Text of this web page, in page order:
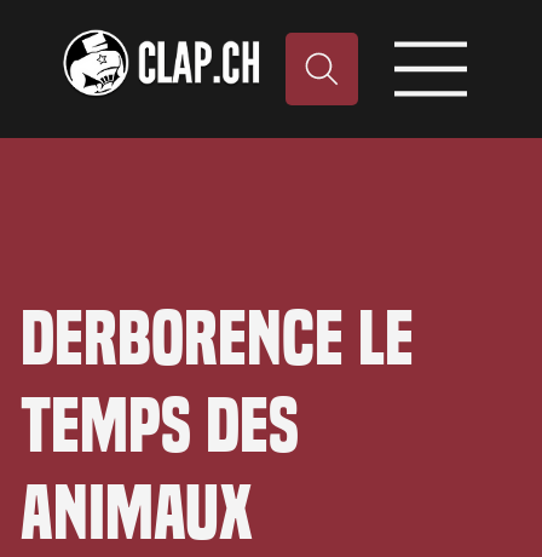
Derborence le
temps des
animaux